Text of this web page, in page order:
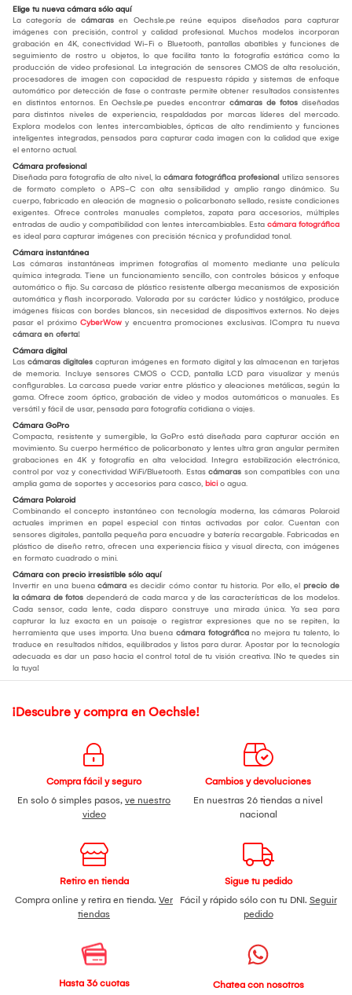
Elige tu nueva cámara sólo aquí
La categoría de cámaras en Oechsle.pe reúne equipos diseñados para capturar
imágenes con precisión, control y calidad profesional. Muchos modelos incorporan
grabación en 4K, conectividad Wi-Fi o Bluetooth, pantallas abatibles y funciones de
seguimiento de rostro u objetos, lo que facilita tanto la fotografía estática como la
producción de video profesional. La integración de sensores CMOS de alta resolución,
procesadores de imagen con capacidad de respuesta rápida y sistemas de enfoque
automático por detección de fase o contraste permite obtener resultados consistentes
en distintos entornos. En Oechsle.pe puedes encontrar cámaras de fotos diseñadas
para distintos niveles de experiencia, respaldadas por marcas líderes del mercado.
Explora modelos con lentes intercambiables, ópticas de alto rendimiento y funciones
inteligentes integradas, pensados para capturar cada imagen con la calidad que exige
el entorno actual.
Cámara profesional
Diseñada para fotografía de alto nivel, la cámara fotográfica profesional utiliza sensores
de formato completo o APS-C con alta sensibilidad y amplio rango dinámico. Su
cuerpo, fabricado en aleación de magnesio o policarbonato sellado, resiste condiciones
exigentes. Ofrece controles manuales completos, zapata para accesorios, múltiples
entradas de audio y compatibilidad con lentes intercambiables. Esta cámara fotográfica
es ideal para capturar imágenes con precisión técnica y profundidad tonal.
Cámara instantánea
Las cámaras instantáneas imprimen fotografías al momento mediante una película
química integrada. Tiene un funcionamiento sencillo, con controles básicos y enfoque
automático o fijo. Su carcasa de plástico resistente alberga mecanismos de exposición
automática y flash incorporado. Valorada por su carácter lúdico y nostálgico, produce
imágenes físicas con bordes blancos, sin necesidad de dispositivos externos. No dejes
pasar el próximo CyberWow y encuentra promociones exclusivas. ¡Compra tu nueva
cámara en oferta!
Cámara digital
Las cámaras digitales capturan imágenes en formato digital y las almacenan en tarjetas
de memoria. Incluye sensores CMOS o CCD, pantalla LCD para visualizar y menús
configurables. La carcasa puede variar entre plástico y aleaciones metálicas, según la
gama. Ofrece zoom óptico, grabación de video y modos automáticos o manuales. Es
versátil y fácil de usar, pensada para fotografía cotidiana o viajes.
Cámara GoPro
Compacta, resistente y sumergible, la GoPro está diseñada para capturar acción en
movimiento. Su cuerpo hermético de policarbonato y lentes ultra gran angular permiten
grabaciones en 4K y fotografía en alta velocidad. Integra estabilización electrónica,
control por voz y conectividad WiFi/Bluetooth. Estas cámaras son compatibles con una
amplia gama de soportes y accesorios para casco, bicio agua.
Cámara Polaroid
Combinando el concepto instantáneo con tecnología moderna, las cámaras Polaroid
actuales imprimen en papel especial con tintas activadas por calor. Cuentan con
sensores digitales, pantalla pequeña para encuadre y batería recargable. Fabricadas en
plástico de diseño retro, ofrecen una experiencia física y visual directa, con imágenes
en formato cuadrado o mini.
Cámara con precio irresistible sólo aquí
Invertir en una buena cámara es decidir cómo contar tu historia. Por ello, el precio de
la cámara de fotos dependerá de cada marca y de las características de los modelos.
Cada sensor, cada lente, cada disparo construye una mirada única. Ya sea para
capturar la luz exacta en un paisaje o registrar expresiones que no se repiten, la
herramienta que uses importa. Una buena cámara fotográfica no mejora tu talento, lo
traduce en resultados nítidos, equilibrados y listos para durar. Apostar por la tecnología
adecuada es dar un paso hacia el control total de tu visión creativa. ¡No te quedes sin
la tuya!
¡Descubre y compra en Oechsle!
Compra fácil y seguro
En solo 6 simples pasos, ve nuestro
video
Cambios y devoluciones
En nuestras 26 tiendas a nivel
nacional
Retiro en tienda
Compra online y retira en tienda. Ver
tiendas
Sigue tu pedido
Fácil y rápido sólo con tu DNI. Seguir
pedido
Hasta 36 cuotas
Chatea con nosotros